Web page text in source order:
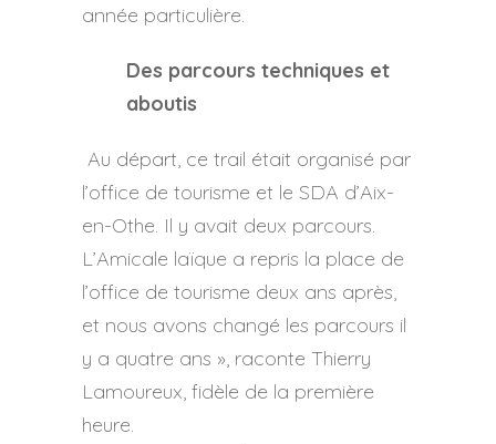
année particulière.
Des parcours techniques et
aboutis
Au départ, ce trail était organisé par
l’office de tourisme et le SDA d’Aix-
en-Othe. Il y avait deux parcours.
L’Amicale laïque a repris la place de
l’office de tourisme deux ans après,
et nous avons changé les parcours il
y a quatre ans », raconte Thierry
Lamoureux, fidèle de la première
heure.